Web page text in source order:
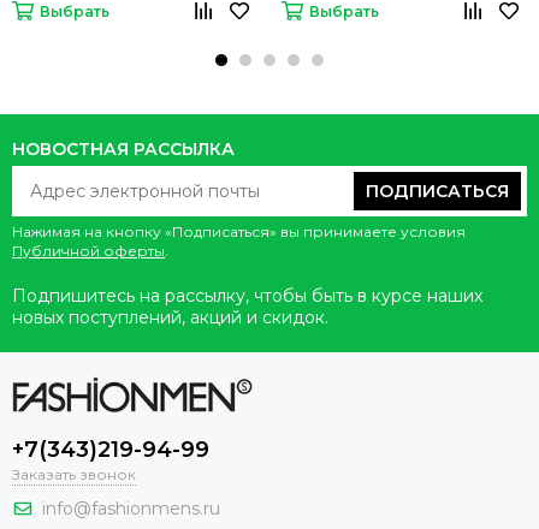
Выбрать Выбрать
НОВОСТНАЯ РАССЫЛКА
ПОДПИСАТЬСЯ
Нажимая на кнопку «Подписаться» вы принимаете условия
Публичной оферты
Подпишитесь на рассылку, чтобы быть в курсе наших
новых поступлений, акций и скидок.
+7(343)219-94-99
Заказать звонок
info@fashionmens.ru